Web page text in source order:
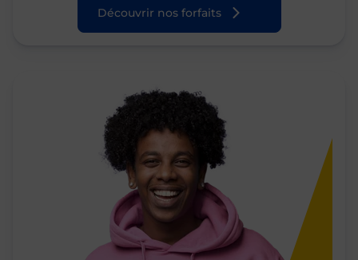
Découvrir nos forfaits